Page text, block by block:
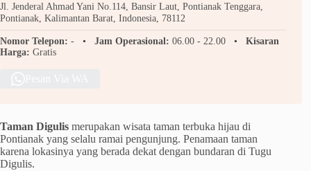
Jl. Jenderal Ahmad Yani No.114, Bansir Laut, Pontianak Tenggara,
Pontianak, Kalimantan Barat, Indonesia, 78112
Nomor Telepon: - Jam Operasional: 06.00 - 22.00
Kisaran
Harga: Gratis
Taman Digulis merupakan wisata taman terbuka hijau di
Pontianak yang selalu ramai pengunjung. Penamaan taman
karena lokasinya yang berada dekat dengan bundaran di Tugu
Digulis.